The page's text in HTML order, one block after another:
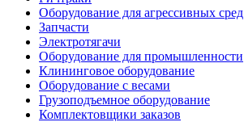
Оборудование для агрессивных сред
Запчасти
Электротягачи
Оборудование для промышленности
Клининговое оборудование
Оборудование с весами
Грузоподъемное оборудование
Комплектовщики заказов